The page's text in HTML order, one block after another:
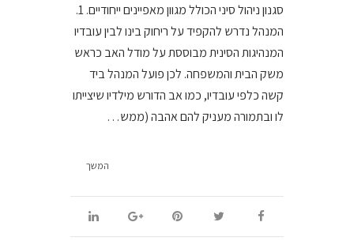
סגנון ניהול סיני הכולל מגוון מאפיינים ייחודיים. 1.
המנהל נדרש להקפיד על ריחוק בינו לבין עובדיו
המנהיגות הסינית מבוססת על מודל האב כראש
משק הבית והמשפחה. לכן פועל המנהל ביד
קשה כלפי עובדיו, כמו אב הדורש מילדיו שיצייתו
לו ובתמורה מעניק להם אהבה (ממש…
המשך